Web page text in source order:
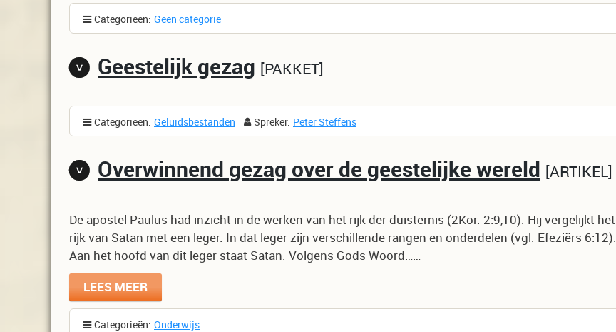
Categorieën: Geen categorie
Geestelijk gezag PAKKET
Categorieën: Geluidsbestanden Spreker: Peter Steffens
Overwinnend gezag over de geestelijke wereld ARTIKEL
De apostel Paulus had inzicht in de werken van het rijk der duisternis (2Kor. 2:9,10). Hij vergelijkt het
rijk van Satan met een leger. In dat leger zijn verschillende rangen en onderdelen (vgl. Efeziërs 6:12).
Aan het hoofd van dit leger staat Satan. Volgens Gods Woord……
LEES MEER
Categorieën: Onderwijs